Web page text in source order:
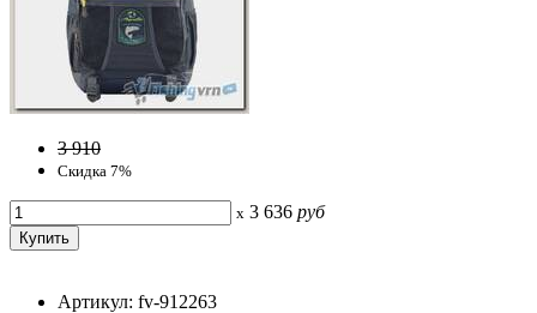
3 910
Скидка 7%
x 3 636 руб
Артикул: fv-912263